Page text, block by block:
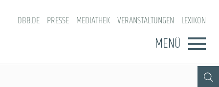
DBB.DE PRESSE MEDIATHEK VERANSTALTUNGEN LEXIKON
MENÜ